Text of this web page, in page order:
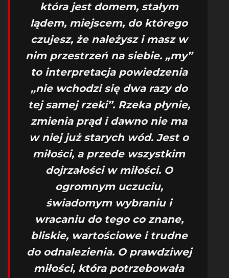
która jest domem, stałym
lądem, miejscem, do którego
czujesz, że należysz i masz w
nim przestrzeń na siebie. „my”
to interpretacja powiedzenia
„nie wchodzi się dwa razy do
tej samej rzeki”. Rzeka płynie,
zmienia prąd i dawno nie ma
w niej już starych wód. Jest o
miłości, a przede wszystkim
dojrzałości w miłości. O
ogromnym uczuciu,
świadomym wybraniu i
wracaniu do tego co znane,
bliskie, wartościowe i trudne
do odnalezienia. O prawdziwej
miłości, która potrzebowała